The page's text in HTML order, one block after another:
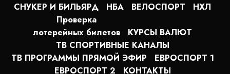
СНУКЕР И БИЛЬЯРД
НБА ВЕЛОСПОРТ
НХЛ
Проверка
лотерейных билетов
КУРСЫ ВАЛЮТ
ТВ СПОРТИВНЫЕ КАНАЛЫ
ТВ ПРОГРАММЫ ПРЯМОЙ ЭФИР
ЕВРОСПОРТ 1
ЕВРОСПОРТ 2
КОНТАКТЫ